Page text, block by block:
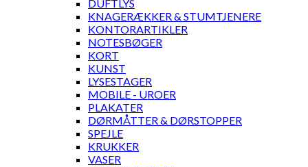
DUFTLYS
KNAGERÆKKER & STUMTJENERE
KONTORARTIKLER
NOTESBØGER
KORT
KUNST
LYSESTAGER
MOBILE - UROER
PLAKATER
DØRMÅTTER & DØRSTOPPER
SPEJLE
KRUKKER
VASER